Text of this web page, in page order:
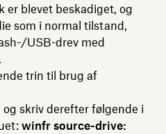
er blevet beskadiget, og
som i normal tilstand,
USB-drev med
trin til brug af
skriv derefter følgende i
winfr source-drive: